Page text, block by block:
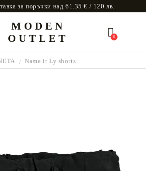
за поръчки над 61.35 € / 120 лв.
MODEN
OUTLET
0
Name it Ly shorts